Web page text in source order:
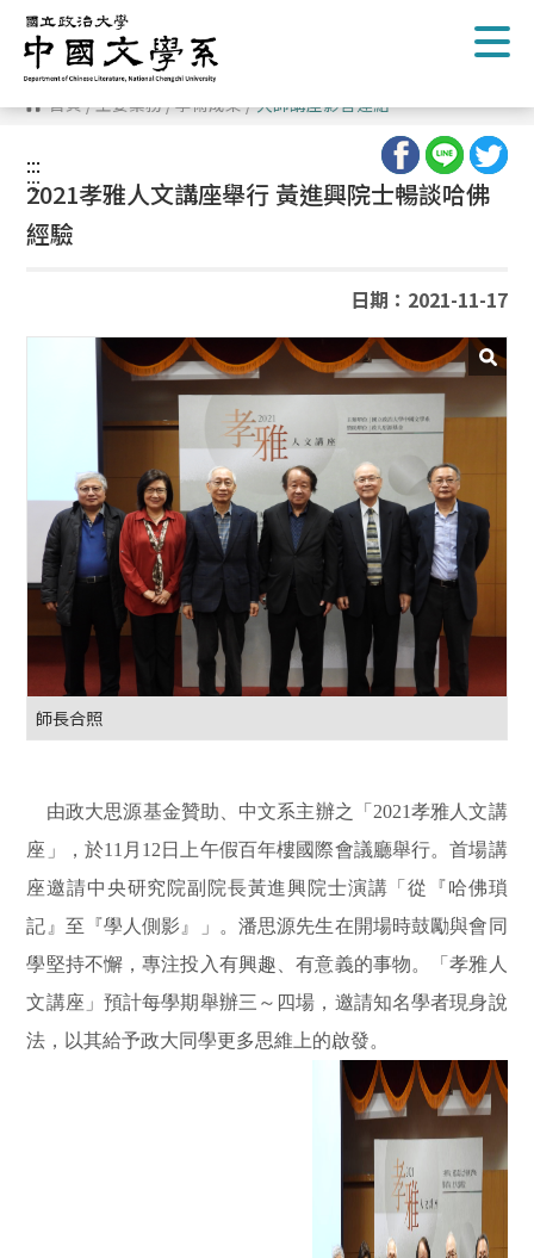
跳
到
主
要
內
容 首頁/主要業務/學術成果/大師講座影音連結
:::
:::
2021孝雅人文講座舉行 黃進興院士暢談哈佛
經驗
日期：2021-11-17
師長合照
由政大思源基金贊助、中文系主辦之「2021孝雅人文講
座」，於11月12日上午假百年樓國際會議廳舉行。首場講
座邀請中央研究院副院長黃進興院士演講「從『哈佛瑣
記』至『學人側影』」。潘思源先生在開場時鼓勵與會同
學堅持不懈，專注投入有興趣、有意義的事物。「孝雅人
文講座」預計每學期舉辦三～四場，邀請知名學者現身說
法，以其給予政大同學更多思維上的啟發。